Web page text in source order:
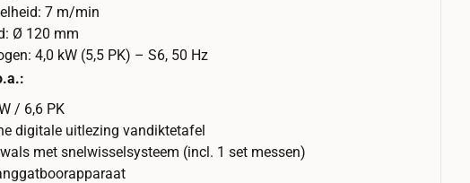
7 m/min
Ø 120 mm
4,0 kW (5,5 PK) – S6, 50 Hz
/ 6,6 PK
digitale uitlezing vandiktetafel
met snelwisselsysteem (incl. 1 set messen)